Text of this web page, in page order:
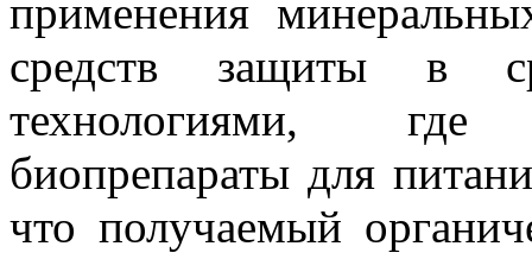
применения
средств защиты в
технологиями, где
биопрепараты для
что получаемый